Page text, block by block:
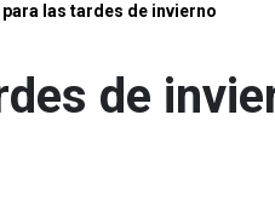
para las tardes de invierno
de